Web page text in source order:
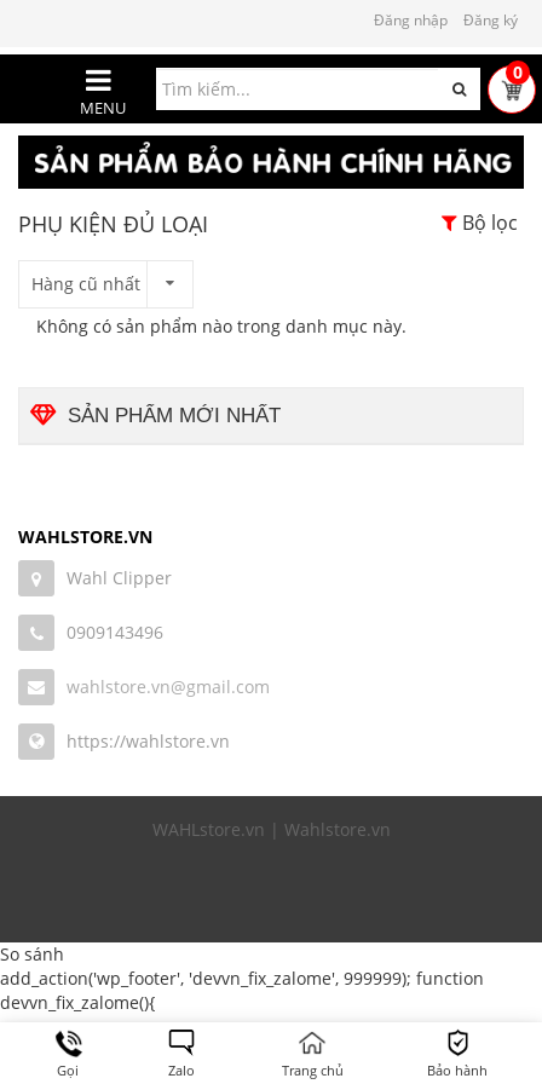
Đăng nhập Đăng ký
MENU
0
PHỤ KIỆN ĐỦ LOẠI Bộ lọc
Hàng cũ nhất
Không có sản phẩm nào trong danh mục này.
SẢN PHẨM MỚI NHẤT
WAHLSTORE.VN
Wahl Clipper
0909143496
wahlstore.vn@gmail.com
https://wahlstore.vn
WAHLstore.vn | Wahlstore.vn
So sánh
Gọi Zalo Trang chủ Bảo hành
add_action('wp_footer', 'devvn_fix_zalome', 999999); function
devvn_fix_zalome(){